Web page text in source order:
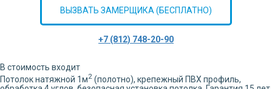
ВЫЗВАТЬ ЗАМЕРЩИКА (БЕСПЛАТНО)
+7 (812) 748-20-90
В стоимость входит
Потолок натяжной 1м2 (полотно), крепежный ПВХ профиль,